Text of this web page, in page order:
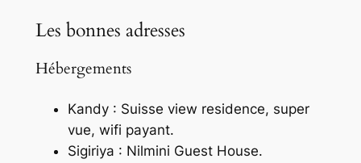
Les bonnes adresses
Hébergements
Kandy : Suisse view residence, super
vue, wifi payant.
Sigiriya : Nilmini Guest House.